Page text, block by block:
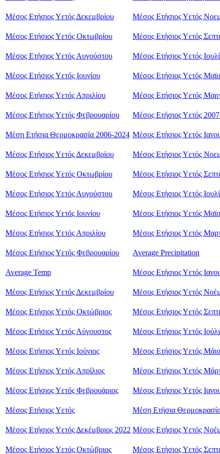
Μέσος Ετήσιος Υετός Δεκεμβρίου Μέσος Ετήσιος Υετός
Μέσος Ετήσιος Υετός Οκτωβρίου Μέσος Ετήσιος Υετός
Μέσος Ετήσιος Υετός Αυγούστου Μέσος Ετήσιος Υετός
Μέσος Ετήσιος Υετός Ιουνίου Μέσος Ετήσιος Υετός
Μέσος Ετήσιος Υετός Απριλίου Μέσος Ετήσιος Υετός
Μέσος Ετήσιος Υετός Φεβρουαρίου Μέσος Ετήσιος Υετός
Μέση Ετήσια Θερμοκρασία 2006-2024 Μέσος Ετήσιος Υετός
Μέσος Ετήσιος Υετός Δεκεμβρίου Μέσος Ετήσιος Υετός
Μέσος Ετήσιος Υετός Οκτωβρίου Μέσος Ετήσιος Υετός
Μέσος Ετήσιος Υετός Αυγούστου Μέσος Ετήσιος Υετός
Μέσος Ετήσιος Υετός Ιουνίου Μέσος Ετήσιος Υετός
Μέσος Ετήσιος Υετός Απριλίου Μέσος Ετήσιος Υετός
Μέσος Ετήσιος Υετός Φεβρουαρίου Average Precipitation
Average Temp Μέσος Ετήσιος Υετός
Μέσος Ετήσιος Υετός Δεκεμβρίου Μέσος Ετήσιος Υετός
Μέσος Ετήσιος Υετός Οκτώβριος Μέσος Ετήσιος Υετός
Μέσος Ετήσιος Υετός Αύγουστος Μέσος Ετήσιος Υετός
Μέσος Ετήσιος Υετός Ιούνιος Μέσος Ετήσιος Υετός
Μέσος Ετήσιος Υετός Απρίλιος Μέσος Ετήσιος Υετός
Μέσος Ετήσιος Υετός Φεβρουάριος Μέσος Ετήσιος Υετός
Μέσος Ετήσιος Υετός Μέση Ετήσια
Μέσος Ετήσιος Υετός Δεκέμβριος 2022 Μέσος Ετήσιος Υετός
Μέσος Ετήσιος Υετός Οκτώβριος Μέσος Ετήσιος Υετός